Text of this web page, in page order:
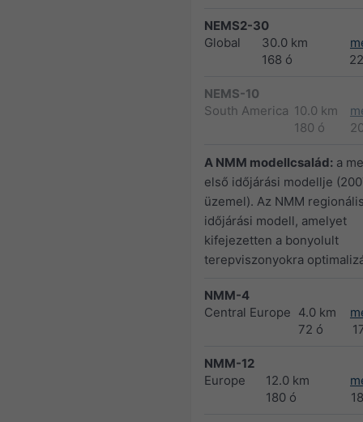
NEMS2-30
Global
30.0 km
168 ó
NEMS-10
South America 10.0 km
180 ó
A NMM modellcsalád: a
első időjárási modellje
üzemel). Az NMM
időjárási modell, amelyet
kifejezetten a bonyolult
terepviszonyokra
NMM-4
Central Europe 4.0 km
72 ó
NMM-12
Europe
12.0 km
180 ó